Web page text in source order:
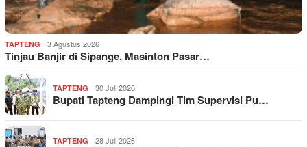
TAPTENG 3 Agustus 2026
Tinjau Banjir di Sipange, Masinton Pasar…
TAPTENG 30 Juli 2026
Bupati Tapteng Dampingi Tim Supervisi Pu…
TAPTENG 28 Juli 2026